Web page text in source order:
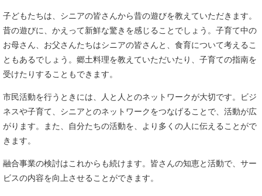
子どもたちは、シニアの皆さんから昔の遊びを教えていただきます。
昔の遊びに、かえって新鮮な驚きを感じることでしょう。子育て中の
お母さん、お父さんたちはシニアの皆さんと、食育について考えるこ
ともあるでしょう。郷土料理を教えていただいたり、子育ての指南を
受けたりすることもできます。
市民活動を行うときには、人と人とのネットワークが大切です。ビジ
ネスや子育て、シニアとのネットワークをつなげることで、活動が広
がります。また、自分たちの活動を、より多くの人に伝えることがで
きます。
融合事業の検討はこれからも続けます。皆さんの知恵と活動で、サー
ビスの内容を向上させることができます。